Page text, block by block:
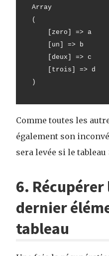
Array
(
    [zero] => a
    [un] => b
    [deux] => c
    [trois] => d
)
Comme toutes les
également son
sera levée si le
6.
dernier
tableau